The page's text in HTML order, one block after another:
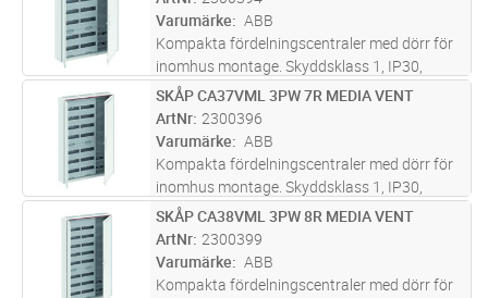
RAL 9016, kapsling och dörr i plåt
Varumärke
ABB
Kompakta fördelningscentraler med dörr för
inomhus montage. Skyddsklass 1, IP30,
tillämpliga standarder: EN 61439 -1, EN
61439-3, Märkström 125 A, pulverlackerad, i
RAL 9016, kapsling och dörr i plåt
ST Lägg i kundvagn
SKÅP CA37VML 3PW 7R MEDIA VENT
ArtNr 2300396
Varumärke
ABB
Kompakta fördelningscentraler med dörr för
inomhus montage. Skyddsklass 1, IP30,
tillämpliga standarder: EN 61439 -1, EN
61439-3, Märkström 125 A, pulverlackerad, i
RAL 9016, kapsling och dörr i plåt
ST Lägg i kundvagn
SKÅP CA38VML 3PW 8R MEDIA VENT
ArtNr 2300399
Varumärke
ABB
Kompakta fördelningscentraler med dörr för